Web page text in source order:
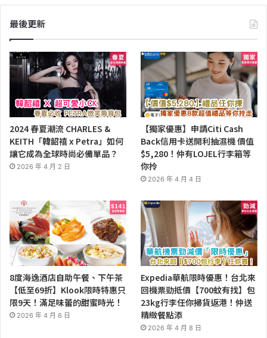
最後更新
2024 春夏潮流 CHARLES &
KEITH「韓韶禧 x Petra」如何
讓它成為全球時尚必備單品？
2026 年 4 月 2 日
【獨家優惠】申請Citi Cash
Back信用卡送開利抽濕機 價值
$5,280！仲有LOJEL行李箱等
你拎
2026 年 4 月 4 日
8度海逸酒店自助午餐、下午茶
【低至69折】Klook限時特惠只
限9天！滿足味蕾的甜蜜時光！
2026 年 4 月 6 日
Expedia華航限時優惠！台北來
回機票勁抵價【700蚊有找】包
23kg行李任你掃貨返港！仲送
精緻餐點添
2026 年 4 月 8 日